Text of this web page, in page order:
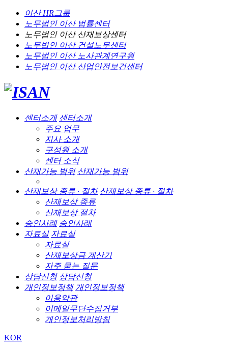
이산 HR그룹
노무법인 이산법률센터
노무법인 이산산재보상센터
노무법인 이산건설노무센터
노무법인 이산노사관계연구원
노무법인 이산산업안전보건센터
센터소개 센터소개
주요 업무
지사 소개
구성원 소개
센터 소식
산재가능 범위 산재가능 범위
산재보상 종류 · 절차 산재보상 종류 · 절차
산재보상 종류
산재보상 절차
승인사례 승인사례
자료실 자료실
자료실
산재보상금 계산기
자주 묻는 질문
상담신청 상담신청
개인정보정책 개인정보정책
이용약관
이메일무단수집거부
개인정보처리방침
KOR